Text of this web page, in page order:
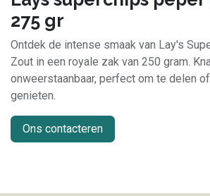
275 gr
Ontdek de intense smaak van Lay's
Zout in een royale zak van 250 gram.
onweerstaanbaar, perfect om te delen
genieten.
Ons contacteren